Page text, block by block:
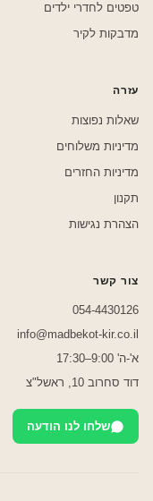
טפטים לחדרי ילדים
מדבקות לקיר
עזרה
שאלות נפוצות
מדיניות משלוחים
מדיניות החזרים
תקנון
הצהרת נגישות
צור קשר
054-4430126
info@madbekot-kir.co.il
א'-ה' 9:00–17:30
דוד סחרוב 10, ראשל"צ
שלחו לנו הודעה